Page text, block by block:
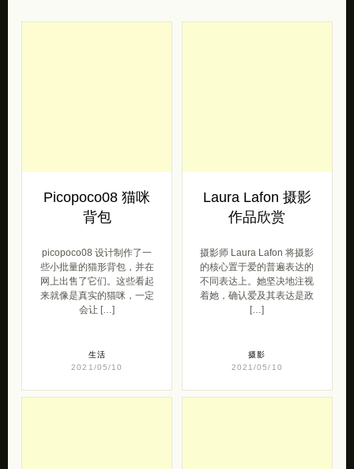
Picopoco08 猫咪
背包
picopoco08 设计制作了一
些小批量的猫形背包，并在
网上出售了它们。这些看起
来就像是真实的猫咪，一定
会让 […]
生活
2021/05/10
Laura Lafon 摄影
作品欣赏
摄影师 Laura Lafon 将摄影
的核心置于爱的普遍表达的
不同表达上。她坚决地注视
着她，确认爱及其表达是政
[…]
摄影
2021/05/10